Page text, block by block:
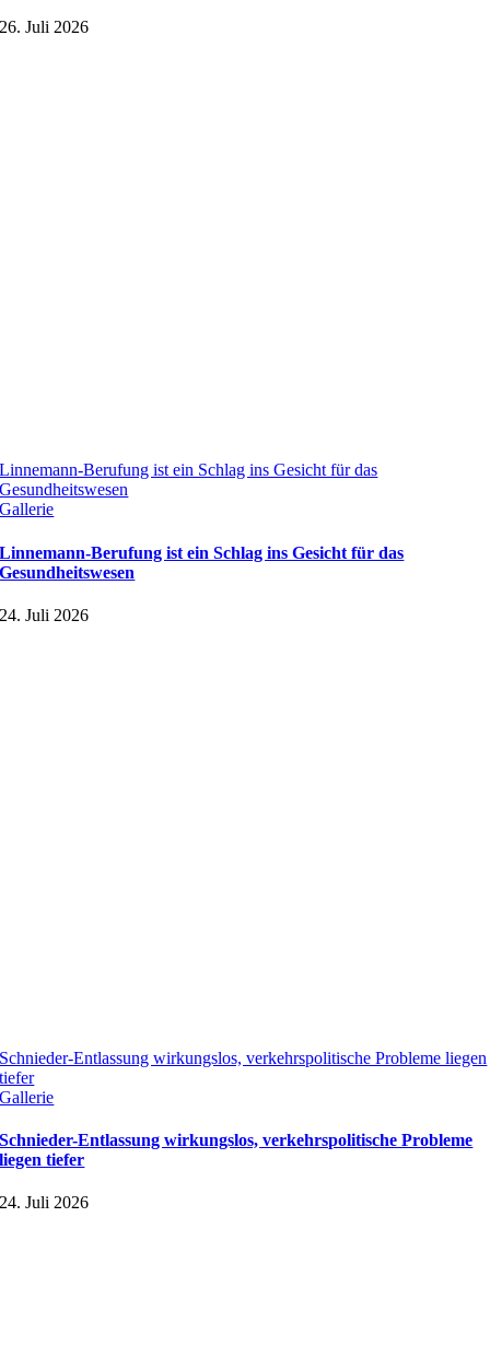
26. Juli 2026
Linnemann-Berufung ist ein Schlag ins Gesicht für das
Gesundheitswesen
Gallerie
Linnemann-Berufung ist ein Schlag ins Gesicht für das
Gesundheitswesen
24. Juli 2026
Schnieder-Entlassung wirkungslos, verkehrspolitische Probleme liegen
tiefer
Gallerie
Schnieder-Entlassung wirkungslos, verkehrspolitische Probleme
liegen tiefer
24. Juli 2026